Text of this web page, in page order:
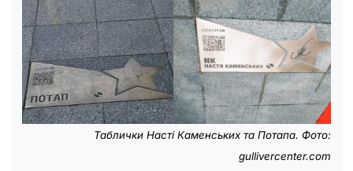
Таблички Насті Каменських та Потапа. Фото:
gullivercenter.com